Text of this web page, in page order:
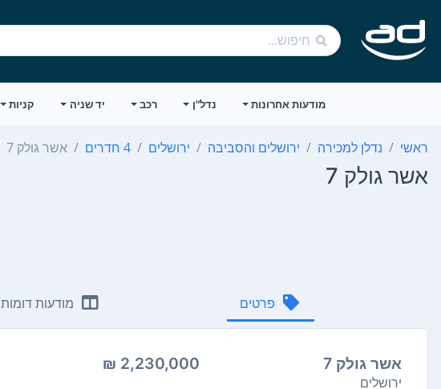
מודעות אחרונות נדל"ן רכב יד שניה קניות
ראשי נדלן למכירה ירושלים והסביבה ירושלים 4 חדרים אשר גולק 7
אשר גולק 7
פרטים מודעות דומות
אשר גולק 7 2,230,000 ₪
ירושלים